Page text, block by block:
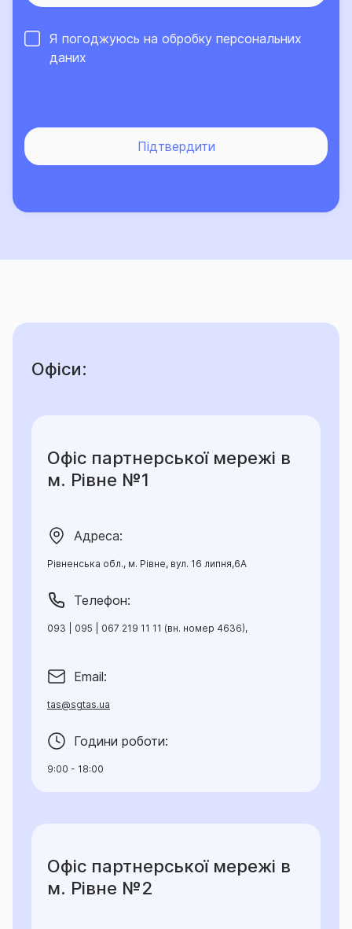
Про високий рівень сервісу та надійний страховий
захист, що його забезпечує Страхова група «ТАС»,
свідчить той факт, що кількість клієнтів компанії, які
Я погоджуюсь на обробку персональних
даних
Підтвердити
Офіси:
Офіс партнерської мережі в
м. Рівне №1
Адреса:
Рівненська обл., м. Рівне, вул. 16 липня,6А
Телефон:
093 | 095 | 067 219 11 11 (вн. номер 4636),
Email:
tas@sgtas.ua
Години роботи:
9:00 - 18:00
Офіс партнерської мережі в
м. Рівне №2